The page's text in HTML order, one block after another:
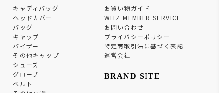
キャディバッグ
ヘッドカバー
バッグ
キャップ
バイザー
その他キャップ
シューズ
グローブ
ベルト
お買い物ガイド
WITZ MEMBER SERVICE
お問い合わせ
プライバシーポリシー
特定商取引法に基づく表記
運営会社
BRAND SITE